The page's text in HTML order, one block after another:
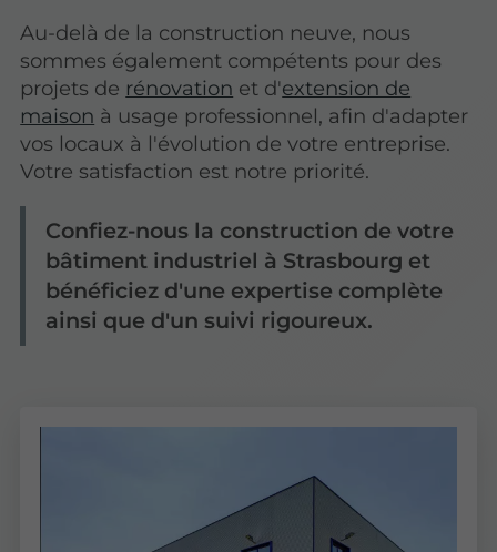
Au-delà de la construction neuve, nous
sommes également compétents pour des
projets de rénovation et d'extension de
maison à usage professionnel, afin d'adapter
vos locaux à l'évolution de votre entreprise.
Votre satisfaction est notre priorité.
Confiez-nous la construction de votre
bâtiment industriel à Strasbourg et
bénéficiez d'une expertise complète
ainsi que d'un suivi rigoureux.